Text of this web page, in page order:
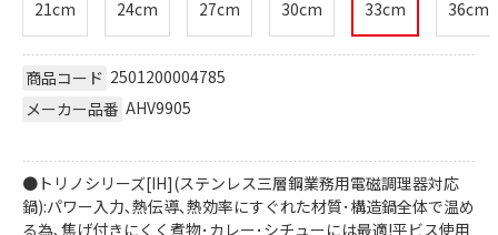
21cm 24cm 27cm 30cm 33cm 36cm
商品コード 2501200004785
メーカー品番 AHV9905
●トリノシリーズ[IH](ステンレス三層鋼業務用電磁調理器対応
鍋):パワー入力､熱伝導､熱効率にすぐれた材質･構造鍋全体で温め
る為､焦げ付きにくく煮物･カレー･シチューには最適!平ビス使用